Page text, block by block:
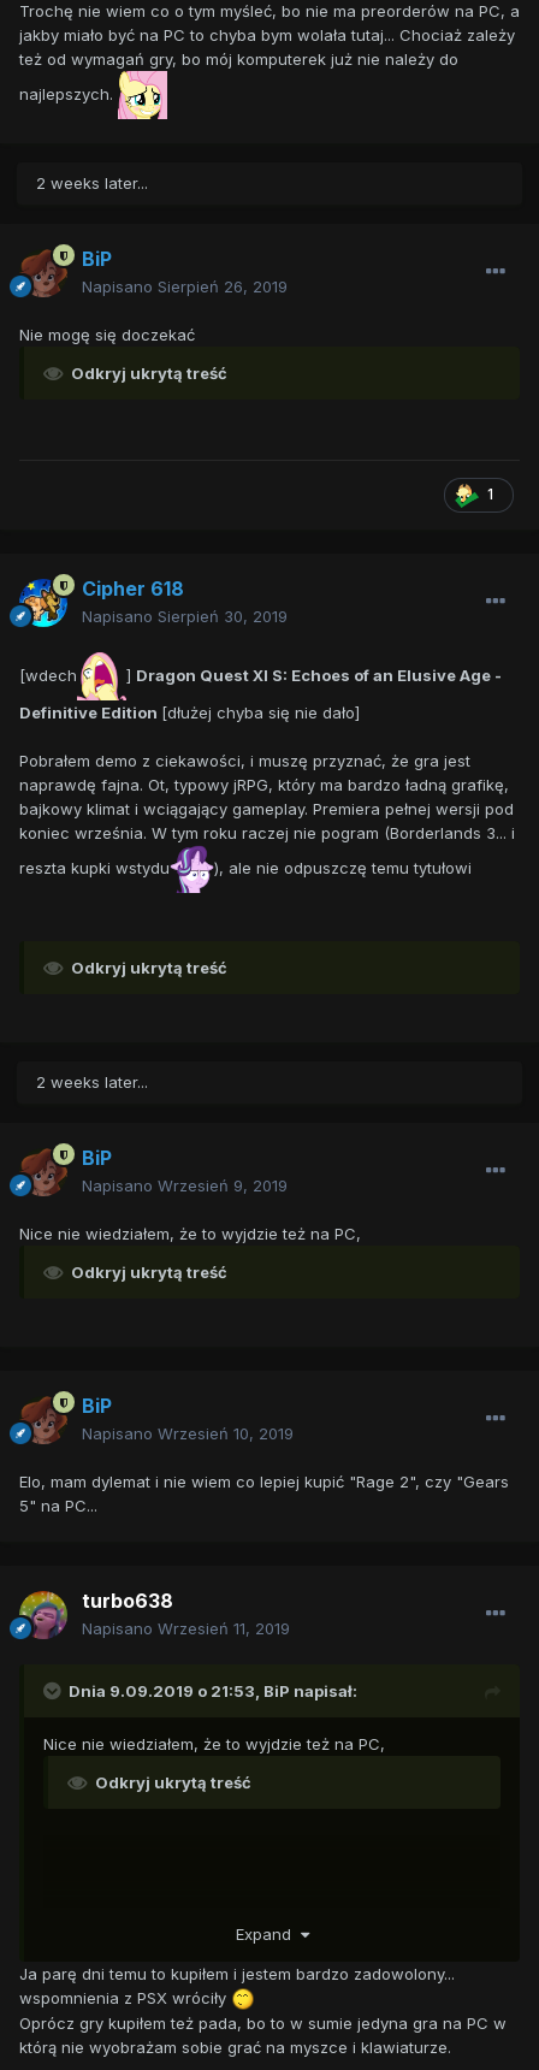
Trochę nie wiem co o tym myśleć, bo nie ma preorderów na PC, a
jakby miało być na PC to chyba bym wolała tutaj... Chociaż zależy
też od wymagań gry, bo mój komputerek już nie należy do
najlepszych.
2 weeks later...
BiP
Napisano Sierpień 26, 2019
Nie mogę się doczekać
Odkryj ukrytą treść
1
Cipher 618
Napisano Sierpień 30, 2019
[wdech ] Dragon Quest XI S: Echoes of an Elusive Age -
Definitive Edition [dłużej chyba się nie dało]
Pobrałem demo z ciekawości, i muszę przyznać, że gra jest
naprawdę fajna. Ot, typowy jRPG, który ma bardzo ładną grafikę,
bajkowy klimat i wciągający gameplay. Premiera pełnej wersji pod
koniec września. W tym roku raczej nie pogram (Borderlands 3... i
reszta kupki wstydu
), ale nie odpuszczę temu tytułowi
Odkryj ukrytą treść
2 weeks later...
BiP
Napisano Wrzesień 9, 2019
Nice nie wiedziałem, że to wyjdzie też na PC,
Odkryj ukrytą treść
BiP
Napisano Wrzesień 10, 2019
Elo, mam dylemat i nie wiem co lepiej kupić "Rage 2", czy "Gears
5" na PC...
turbo638
Napisano Wrzesień 11, 2019
Dnia 9.09.2019 o 21:53, BiP napisał:
Nice nie wiedziałem, że to wyjdzie też na PC,
Odkryj ukrytą treść
Expand
Ja parę dni temu to kupiłem i jestem bardzo zadowolony...
wspomnienia z PSX wróciły
Oprócz gry kupiłem też pada, bo to w sumie jedyna gra na PC w
którą nie wyobrażam sobie grać na myszce i klawiaturze.